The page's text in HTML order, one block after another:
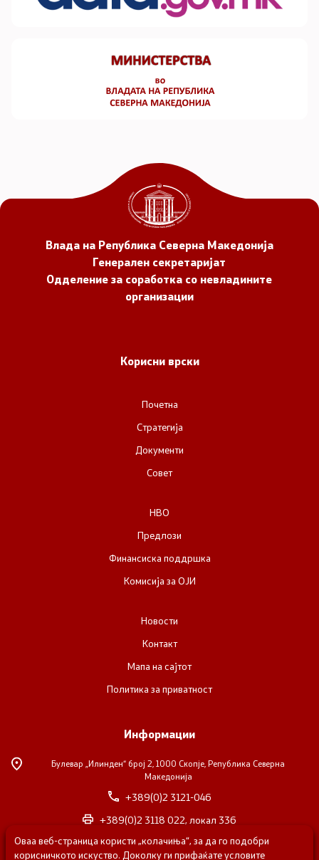
Влада на Република Северна Македонија
Генерален секретаријат
Одделение за соработка со невладините
организации
Корисни врски
Почетна
Стратегија
Документи
Совет
НВО
Предлози
Финансиска поддршка
Комисија за ОЈИ
Новости
Контакт
Мапа на сајтот
Политика за приватност
Информации
Булевар „Илинден“ број 2, 1000 Скопје, Република Северна
Македонија
+389(0)2 3121-046
+389(0)2 3118 022, локал 336
nvosorabotka@gs.gov.mk
Оваа веб-страница користи „колачиња“, за да го подобри
корисничкото искуство. Доколку ги прифаќате условите